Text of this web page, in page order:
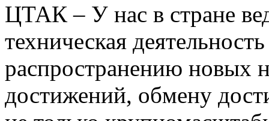
ЦТАК – У нас в стране
техническая
распространению новых
достижений, обмену